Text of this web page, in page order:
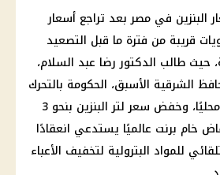
البنزين في مصر بعد تراجع أسعار
قريبة من فترة ما قبل التصعيد
حيث طالب الدكتور رضا عبد السلام،
الشرقية الأسبق، الحكومة بالتحرك
لمراجعة أسعار الوقود محليًا، وخفض سعر لتر البنزين بنحو 3
خام برنت عالميًا يستدعي انعقادًا
للمواد البترولية لتخفيف الأعباء